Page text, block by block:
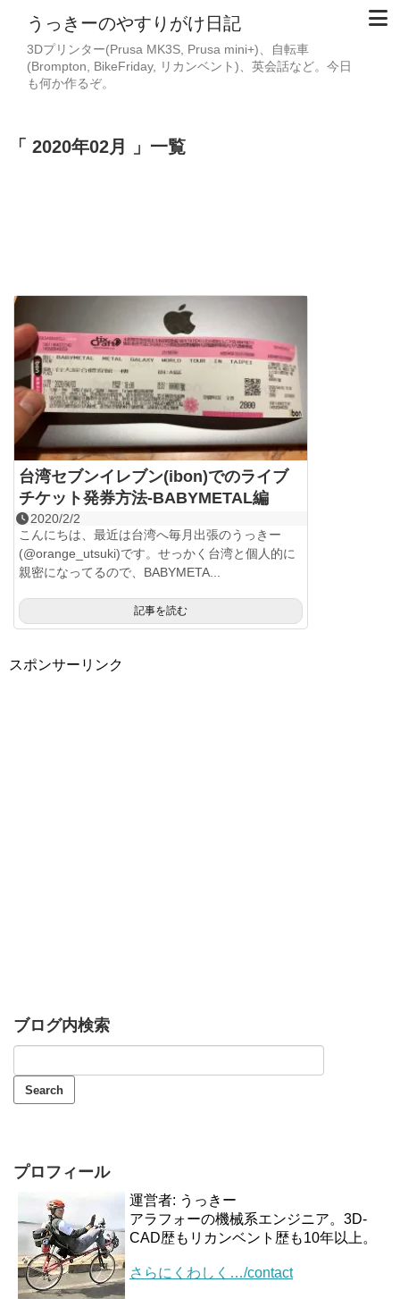
うっきーのやすりがけ日記
3Dプリンター(Prusa MK3S, Prusa mini+)、自転車
(Brompton, BikeFriday, リカンベント)、英会話など。今日
も何か作るぞ。
2020年02月 一覧
台湾セブンイレブン(ibon)でのライブ
チケット発券方法-BABYMETAL編
2020/2/2
こんにちは、最近は台湾へ毎月出張のうっきー
(@orange_utsuki)です。せっかく台湾と個人的に
親密になってるので、BABYMETA...
記事を読む
スポンサーリンク
ブログ内検索
プロフィール
運営者: うっきー
アラフォーの機械系エンジニア。3D-
CAD歴もリカンベント歴も10年以上。
さらにくわしく…/contact